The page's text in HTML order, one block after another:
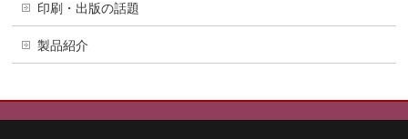
印刷・出版の話題
製品紹介